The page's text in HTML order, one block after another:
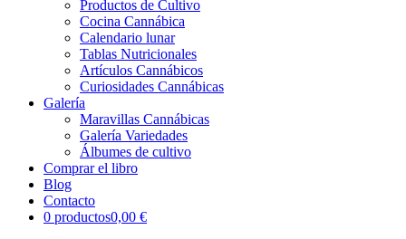
Productos de Cultivo
Cocina Cannábica
Calendario lunar
Tablas Nutricionales
Artículos Cannábicos
Curiosidades Cannábicas
Galería
Maravillas Cannábicas
Galería Variedades
Álbumes de cultivo
Comprar el libro
Blog
Contacto
0 productos0,00 €